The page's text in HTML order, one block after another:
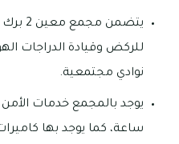
للركض وقيادة الدراجات
نوادي مجتمعية.
ساعة، كما يوجد بها كاميرات